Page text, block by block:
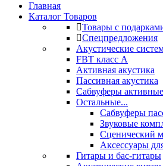
Главная
Каталог Товаров
Товары с
Спецпредложения
Акустические
FBT класс А
Активная акустика
Пассивная акустика
Сабвуферы активные
Остальные...
Сабвуферы
Звуковые
Сценический
Аксессуары
Гитары и бас-гитары